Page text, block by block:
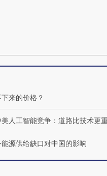
来的价格？
美人工智能竞争：道路比技术更
源供给缺口对中国的影响